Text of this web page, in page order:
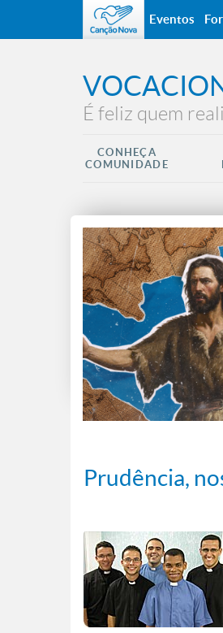
É feliz quem
CONHEÇA
COMUNIDADE
Prudência,
Eventos